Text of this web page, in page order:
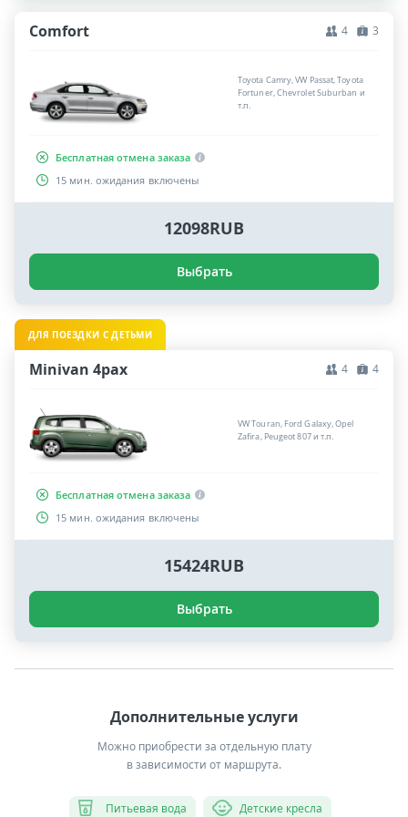
Comfort 4 3
Toyota Camry, VW Passat, Toyota
Fortuner, Chevrolet Suburban и
т.п.
Бесплатная отмена заказа
15 мин. ожидания включены
12098RUB
Выбрать
ДЛЯ ПОЕЗДКИ С ДЕТЬМИ
Minivan 4pax 4 4
VW Touran, Ford Galaxy, Opel
Zafira, Peugeot 807 и т.п.
Бесплатная отмена заказа
15 мин. ожидания включены
15424RUB
Выбрать
Дополнительные услуги
Можно приобрести за отдельную плату
в зависимости от маршрута.
Питьевая вода Детские кресла